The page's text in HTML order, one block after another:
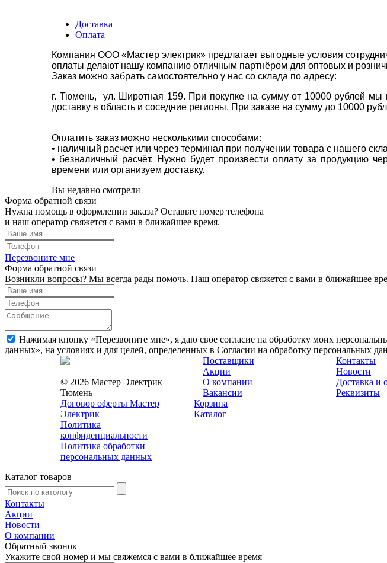
Доставка
Оплата
Компания ООО «Мастер электрик» предлагает выгодные условия
оплаты делают нашу компанию отличным партнёром для оптовых и
Заказ можно забрать самостоятельно у нас со склада по адресу:
г. Тюмень, ул. Широтная 159. При покупке на сумму от 10000 рублей мы
доставку в область и соседние регионы. При заказе на сумму до 10000
Оплатить заказ можно несколькими способами:
• наличный расчет или через терминал при получении товара с нашего
• безналичный расчёт. Нужно будет произвести оплату за продукцию
времени или организуем доставку.
Вы недавно смотрели
Форма обратной связи
Нужна помощь в оформлении заказа? Оставьте номер телефона
и наш оператор свяжется с вами в ближайшее время.
Перезвоните мне
Форма обратной связи
Возникли вопросы? Мы всегда рады помочь. Наш оператор свяжется с вами в ближайшее
Нажимая кнопку «Перезвоните мне», я даю свое согласие на обработку моих
данных», на условиях и для целей, определенных в Согласии на обработку персональных
© 2026 Мастер Электрик
Тюмень
Договор оферты Мастер
Электрик
Политика
конфиденциальности
Политика обработки
персональных данных
Поставщики
Контакты
Акции
Новости
О компании
Доставка и
Вакансии
Реквизиты
Корзина
Каталог
Каталог товаров
Контакты
Акции
Новости
О компании
Обратный звонок
Укажите свой номер и мы свяжемся с вами в ближайшее время